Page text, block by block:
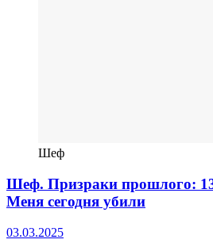
Шеф
Шеф. Призраки прошлого:
Меня сегодня убили
03.03.2025